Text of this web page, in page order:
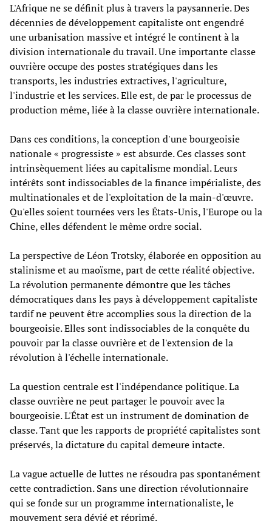
L'Afrique ne se définit plus à travers la paysannerie. Des
décennies de développement capitaliste ont engendré
une urbanisation massive et intégré le continent à la
division internationale du travail. Une importante classe
ouvrière occupe des postes stratégiques dans les
transports, les industries extractives, l'agriculture,
l'industrie et les services. Elle est, de par le processus de
production même, liée à la classe ouvrière internationale.
Dans ces conditions, la conception d'une bourgeoisie
nationale « progressiste » est absurde. Ces classes sont
intrinsèquement liées au capitalisme mondial. Leurs
intérêts sont indissociables de la finance impérialiste, des
multinationales et de l'exploitation de la main-d'œuvre.
Qu'elles soient tournées vers les États-Unis, l'Europe ou la
Chine, elles défendent le même ordre social.
La perspective de Léon Trotsky, élaborée en opposition au
stalinisme et au maoïsme, part de cette réalité objective.
La révolution permanente démontre que les tâches
démocratiques dans les pays à développement capitaliste
tardif ne peuvent être accomplies sous la direction de la
bourgeoisie. Elles sont indissociables de la conquête du
pouvoir par la classe ouvrière et de l'extension de la
révolution à l'échelle internationale.
La question centrale est l'indépendance politique. La
classe ouvrière ne peut partager le pouvoir avec la
bourgeoisie. L'État est un instrument de domination de
classe. Tant que les rapports de propriété capitalistes sont
préservés, la dictature du capital demeure intacte.
La vague actuelle de luttes ne résoudra pas spontanément
cette contradiction. Sans une direction révolutionnaire
qui se fonde sur un programme internationaliste, le
mouvement sera dévié et réprimé.